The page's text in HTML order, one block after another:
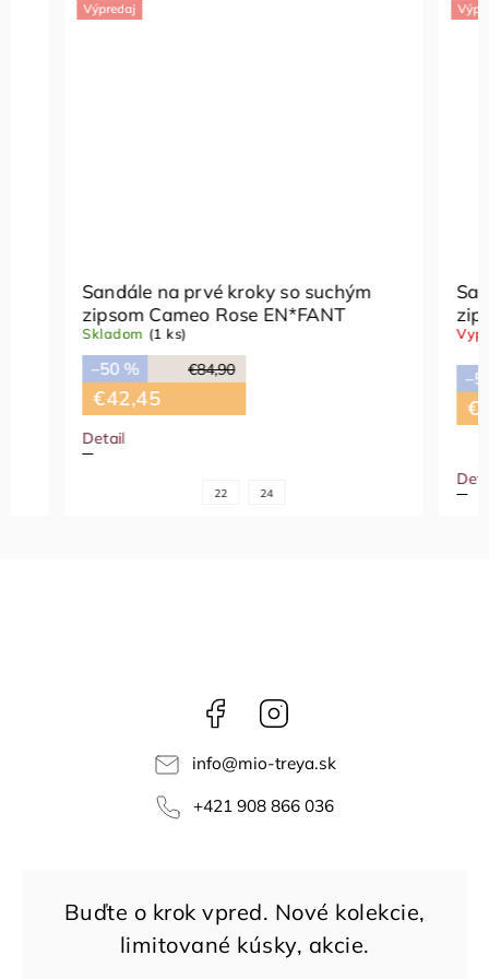
Výpredaj
Sandále na prvé kroky so suchým
zipsom Cameo Rose EN*FANT
Skladom (1 ks)
€84,90
–50 %
€42,45
24
Výpredaj
zipsom
–50 %
Facebook
info@mio-treya.sk
+421 908 866 036